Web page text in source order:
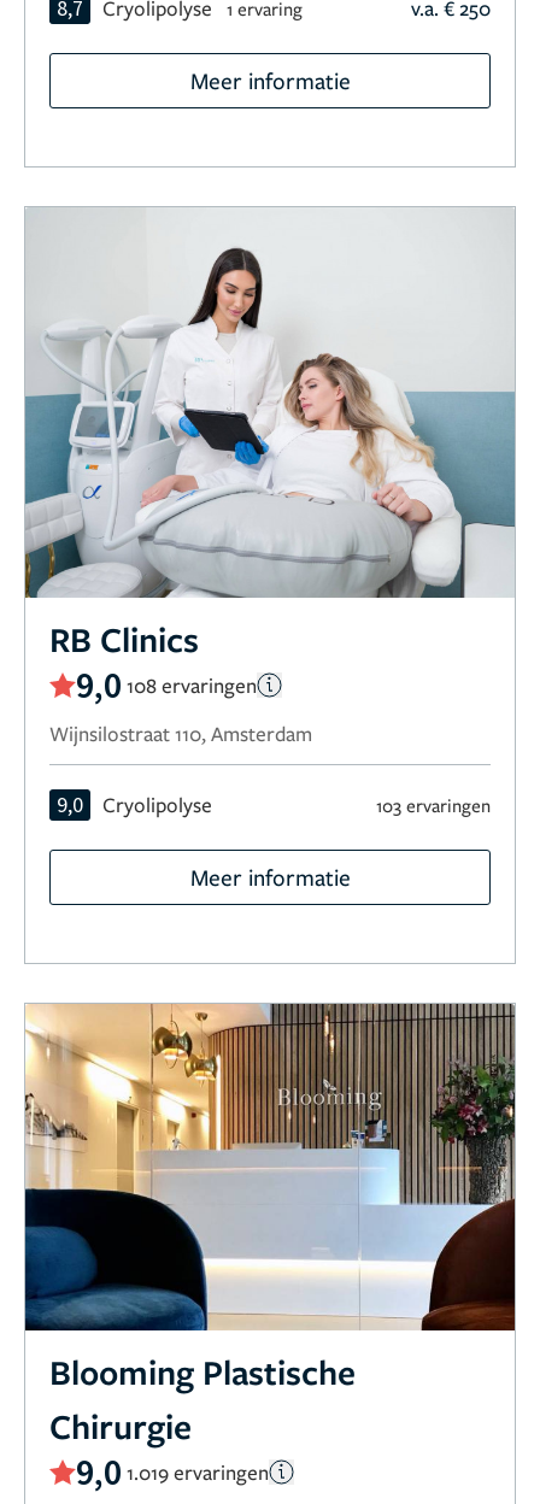
8,7 Cryolipolyse 1 ervaring v.a. € 250
Meer informatie
RB Clinics
9,0 108 ervaringen
Wijnsilostraat 110, Amsterdam
9,0 Cryolipolyse 103 ervaringen
Meer informatie
Blooming Plastische
Chirurgie
9,0 1.019 ervaringen